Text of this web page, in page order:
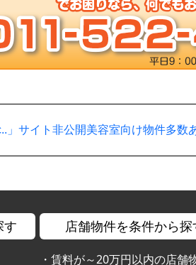
」サイト非公開美容室向け物件多
す 店舗物件を条件から探
・賃料が～20万円以内の店舗